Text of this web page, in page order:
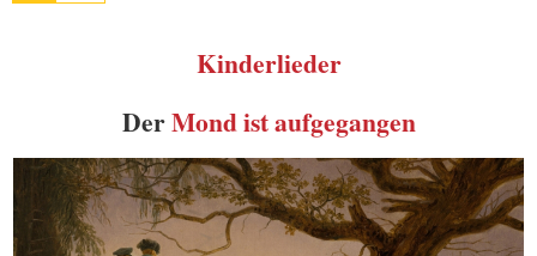
Kinderlieder
DerMondist aufgegangen